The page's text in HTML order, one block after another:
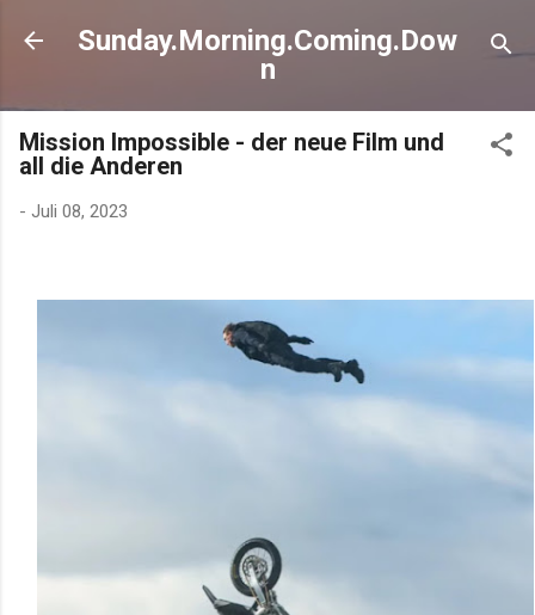
Direkt zum Hauptbereich
Sunday.Morning.Coming.Dow
n
Mission Impossible - der neue Film und
all die Anderen
- Juli 08, 2023